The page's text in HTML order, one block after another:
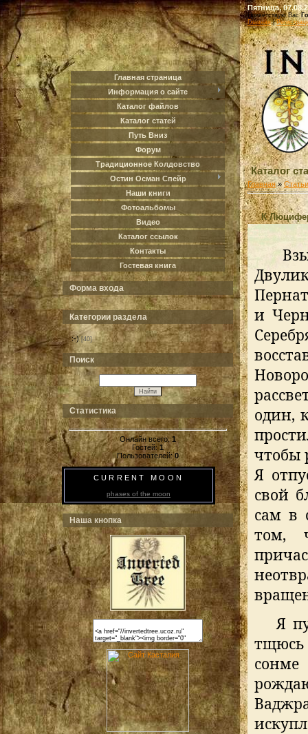
Главная страница
Информация о сайте
Каталог файлов
Каталог статей
Путь Вниз
Форум
Традиционное Колдовство
Остин Осман Спейр
Наши книги
Фотоальбомы
Видео
Каталог ссылок
Контакты
Гостевая книга
Форма входа
Категории раздела
:-) [40]
Поиск
Статистика
Онлайн всего:1
Гостей: 1
Пользователей:0
CURRENT MOON
phases of the moon
Наша кнопка
Пятница,
Приветствую Вас
Главная|
Каталог
Главная»Статьи
К
и
один,
чтобы
Я
свой
сам в
том,
Я
тщюсь